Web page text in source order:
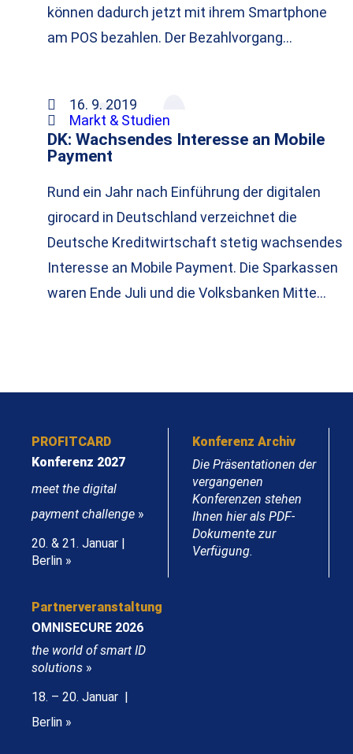
können dadurch jetzt mit ihrem Smartphone
am POS bezahlen. Der Bezahlvorgang…
16. 9. 2019
Markt & Studien
DK: Wachsendes Interesse an Mobile
Payment
Rund ein Jahr nach Einführung der digitalen
girocard in Deutschland verzeichnet die
Deutsche Kreditwirtschaft stetig wachsendes
Interesse an Mobile Payment. Die Sparkassen
waren Ende Juli und die Volksbanken Mitte…
PROFITCARD
Konferenz 2027
meet the digital
payment challenge »
20. & 21. Januar |
Berlin »
Konferenz Archiv
Die Präsentationen der
vergangenen
Konferenzen stehen
Ihnen hier als PDF-
Dokumente zur
Verfügung.
Partnerveranstaltung
OMNISECURE 2026
the world of smart ID
solutions »
18. – 20. Januar |
Berlin »